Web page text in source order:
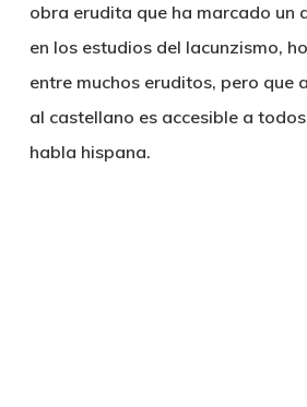
obra erudita que ha marcado un
en los estudios del lacunzismo,
entre muchos eruditos, pero que
al castellano es accesible a
habla hispana.